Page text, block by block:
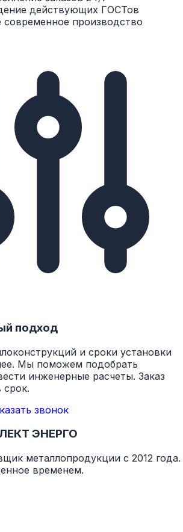
действующих ГОСТов
современное производство
подход
и сроки установки
Мы поможем подобрать
инженерные расчеты. Заказ
срок.
звонок
ЭНЕРГО
металлопродукции с 2012 года.
временем.